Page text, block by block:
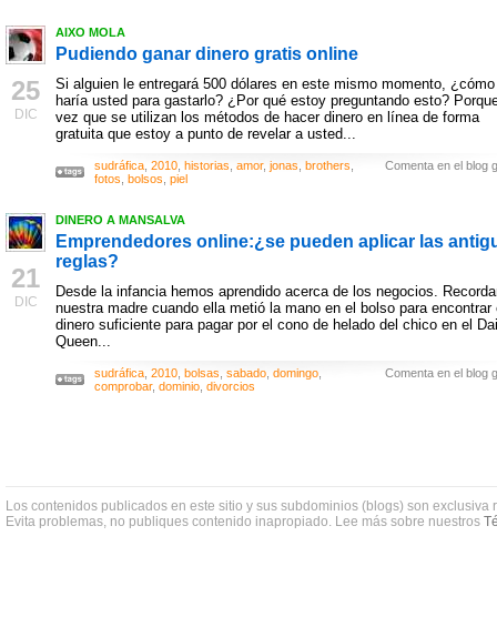
25
DIC
AIXO MOLA
Pudiendo ganar dinero gratis online
Si alguien le entregará 500 dólares en este mismo momento, ¿cómo
haría usted para gastarlo? ¿Por qué estoy preguntando esto?
vez que se utilizan los métodos de hacer dinero en línea de forma
gratuita que estoy a punto de revelar a usted...
Comenta en el blog
sudráfica 2010 historias amor, jonas brothers
fotos bolsos piel
21
DIC
DINERO A MANSALVA
Emprendedores online:¿se pueden aplicar las
reglas?
Desde la infancia hemos aprendido acerca de los negocios.
nuestra madre cuando ella metió la mano en el bolso para encontrar
dinero suficiente para pagar por el cono de helado del chico en el
Queen...
Comenta en el blog
sudráfica 2010 bolsas sabado domingo
comprobar, dominio divorcios
Los contenidos publicados en este sitio y sus subdominios (blogs) son exclusiva
Evita problemas, no publiques contenido inapropiado. Lee más sobre nuestros